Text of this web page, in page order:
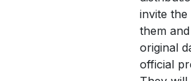
invite
them
original
official